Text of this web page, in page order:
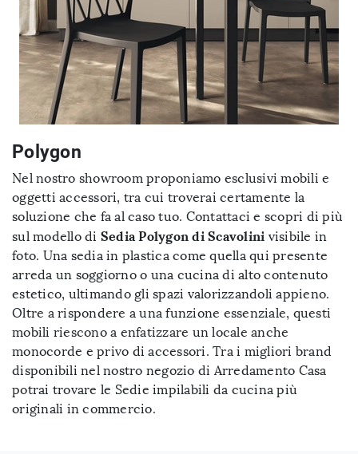
Polygon
Nel nostro showroom proponiamo esclusivi mobili e
oggetti accessori, tra cui troverai certamente la
soluzione che fa al caso tuo. Contattaci e scopri di più
sul modello di Sedia Polygon di Scavolini visibile in
foto. Una sedia in plastica come quella qui presente
arreda un soggiorno o una cucina di alto contenuto
estetico, ultimando gli spazi valorizzandoli appieno.
Oltre a rispondere a una funzione essenziale, questi
mobili riescono a enfatizzare un locale anche
monocorde e privo di accessori. Tra i migliori brand
disponibili nel nostro negozio di Arredamento Casa
potrai trovare le Sedie impilabili da cucina più
originali in commercio.